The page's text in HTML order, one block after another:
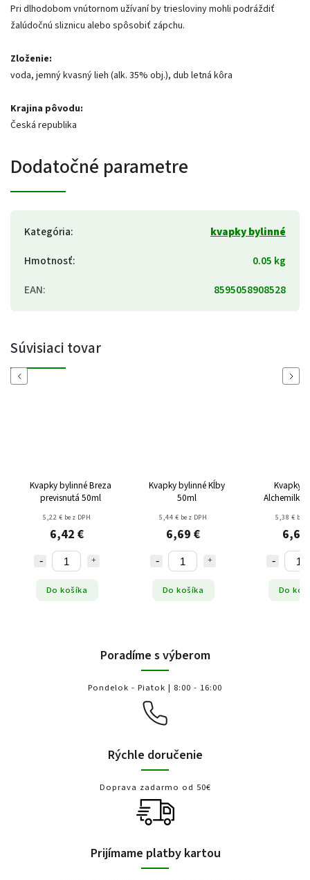
Pri dlhodobom vnútornom užívaní by triesloviny mohli podráždiť
žalúdočnú sliznicu alebo spôsobiť zápchu.
Zloženie:
voda, jemný kvasný lieh (alk. 35% obj.), dub letná kôra
Krajina pôvodu:
Česká republika
Dodatočné parametre
Kategória:
kvapky bylinné
Hmotnosť:
0.05 kg
EAN: 8595058908528
Súvisiaci tovar
Previous
Kvapky bylinné Breza
previsnutá 50ml
5,22 € bez DPH
6,42 €
Do košíka
Kvapky bylinné Kĺby
50ml
5,44 € bez DPH
6,69 €
Do košíka
Kvapky
Alchemilka
5,38 € bez
6,62
Do
Next
Poradíme s výberom
Pondelok - Piatok | 8:00 - 16:00
Rýchle doručenie
Doprava zadarmo od 50€
Prijímame platby kartou